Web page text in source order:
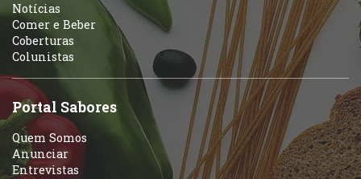
Self-service
Sobremesas e sorvetes
Variados
Notícias
Comer e Beber
Coberturas
Colunistas
Portal Sabores
Quem Somos
Anunciar
Entrevistas